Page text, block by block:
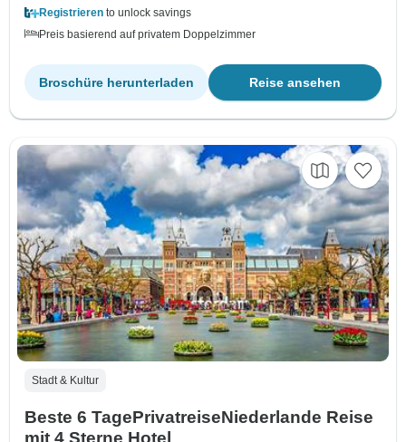
Registrieren to unlock savings
Preis basierend auf privatem Doppelzimmer
Reise ansehen
Broschüre herunterladen
Stadt & Kultur
Beste 6 TagePrivatreiseNiederlande Reise